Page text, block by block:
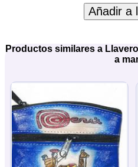
Añadir a
Productos similares a
a